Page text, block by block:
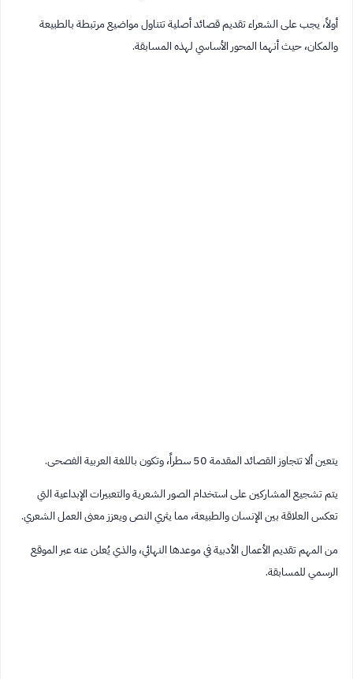
أولاً، يجب على الشعراء تقديم قصائد أصلية تتناول مواضيع مرتبطة بالطبيعة
والمكان، حيث أنهما المحور الأساسي لهذه المسابقة.
يتعين ألا تتجاوز القصائد المقدمة 50 سطراً، وتكون باللغة العربية الفصحى.
يتم تشجيع المشاركين على استخدام الصور الشعرية والتعبيرات الإبداعية التي
تعكس العلاقة بين الإنسان والطبيعة، مما يثري النص ويعزز معنى العمل الشعري.
من المهم تقديم الأعمال الأدبية في موعدها النهائي، والذي يُعلن عنه عبر الموقع
الرسمي للمسابقة.